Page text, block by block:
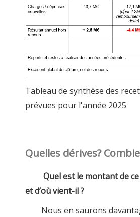
Tableau de synthèse des
prévues pour l'année 2025
Quelles dérives?
Quel est le montant de
et d’où vient-il ?
Nous en saurons